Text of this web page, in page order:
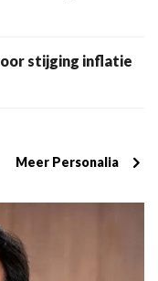
stijging inflatie
Meer Personalia